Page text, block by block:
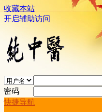
收藏本站
开启辅助访问
密码
快捷导航